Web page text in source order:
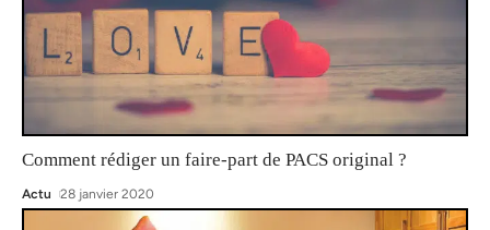
Comment rédiger un faire-part de PACS original ?
Actu 28 janvier 2020